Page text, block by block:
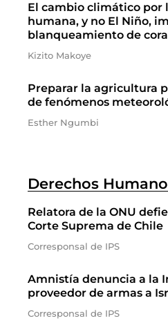
El cambio climático por
humana, y no El Niño,
blanqueamiento de
Kizito Makoye
Preparar la agricultura
de fenómenos
Esther Ngumbi
Derechos
Relatora de la ONU
Corte Suprema de Chile
Corresponsal de IPS
Amnistía denuncia a la
proveedor de armas a
Corresponsal de IPS